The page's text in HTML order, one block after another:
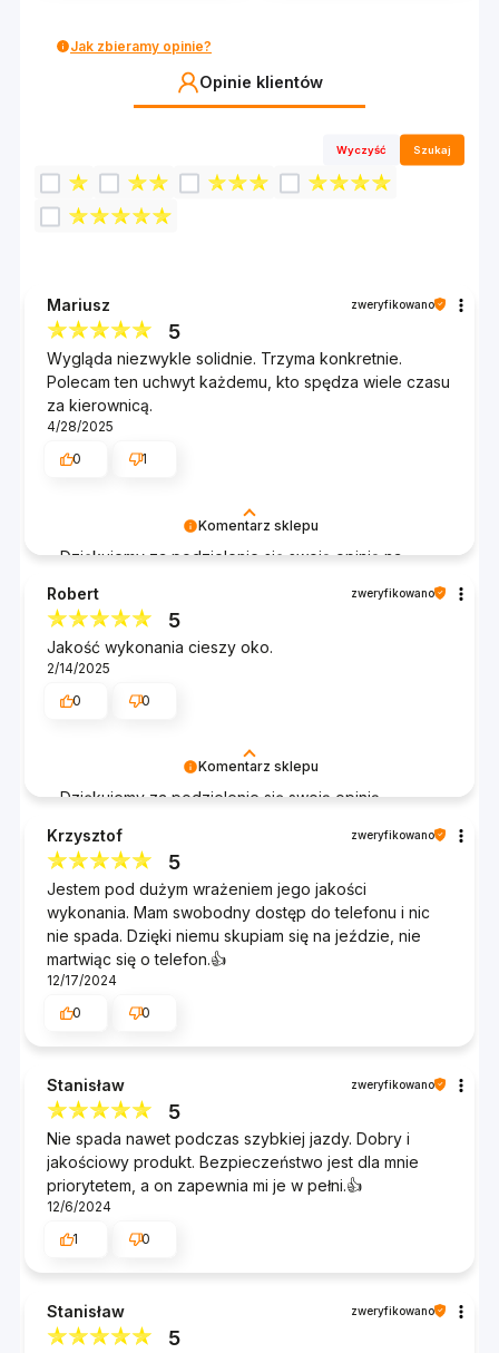
Jak zbieramy opinie?
Opinie klientów
Wyczyść Szukaj
Komentarz sklepu
Dziękujemy za podzielenie się swoją opinią na
spełnia oczekiwania i jest solidny oraz
funkcjonalny. Pańska rekomendacja jest dla nas
bardzo cenna. Mamy nadzieję, że uchwyt będzie
służył przez długi czas. Jeśli będzie miał Pan
jakiekolwiek pytania lub potrzebował pomocy,
Mariusz zweryfikowano
5
Wygląda niezwykle solidnie. Trzyma konkretnie.
Polecam ten uchwyt każdemu, kto spędza wiele czasu
za kierownicą.
4/28/2025
0
1
Komentarz sklepu
Dziękujemy za podzielenie się swoją opinią.
produktów spełniła Pana oczekiwania. Państwa
zadowolenie jest dla nas priorytetem.
Robert zweryfikowano
5
Jakość wykonania cieszy oko.
2/14/2025
0
0
Krzysztof zweryfikowano
5
Jestem pod dużym wrażeniem jego jakości
wykonania. Mam swobodny dostęp do telefonu i nic
nie spada. Dzięki niemu skupiam się na jeździe, nie
martwiąc się o telefon.👍️
12/17/2024
0
0
Stanisław zweryfikowano
5
Nie spada nawet podczas szybkiej jazdy. Dobry i
jakościowy produkt. Bezpieczeństwo jest dla mnie
priorytetem, a on zapewnia mi je w pełni.👍️
12/6/2024
1
0
Stanisław zweryfikowano
5